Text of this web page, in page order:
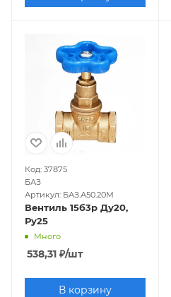
Код: 37875
БАЗ
Артикул: БАЗ.А50.20М
Вентиль 15б3р Ду20,
Ру25
Много
538,31 ₽/шт
В корзину